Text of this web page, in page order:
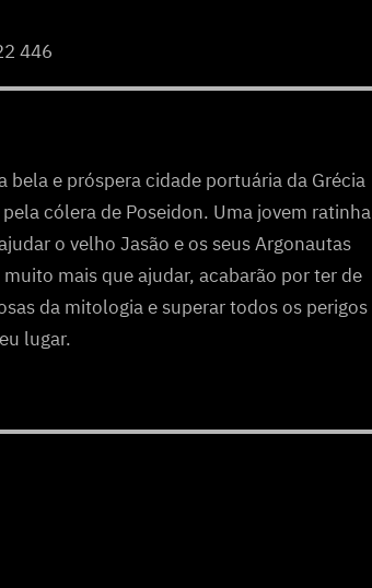
446
e próspera cidade portuária da Grécia
cólera de Poseidon. Uma jovem ratinha
o velho Jasão e os seus Argonautas
mais que ajudar, acabarão por ter de
da mitologia e superar todos os perigos
lugar.